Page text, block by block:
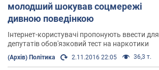
молодший шокував соцмережі
дивною поведінкою
Інтернет-користувачі пропонують ввести для
депутатів обов'язковий тест на наркотики
(Архів) Політика 2.11.2016 22:05 36,3 т.